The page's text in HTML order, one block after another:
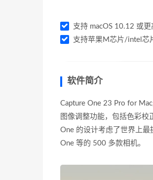
支持 macOS 10.12 或
支持苹果M芯片/intel芯
软件简介
Capture One 23 Pro for
图像调整功能，包括色彩
One 的设计考虑了世界上
One 等的 500 多款相机。